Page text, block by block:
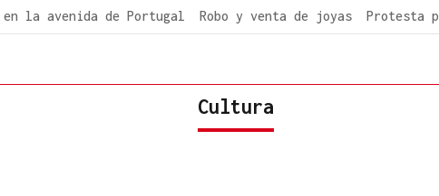
en la avenida de Portugal Robo y venta de joyas Protesta
Cultura